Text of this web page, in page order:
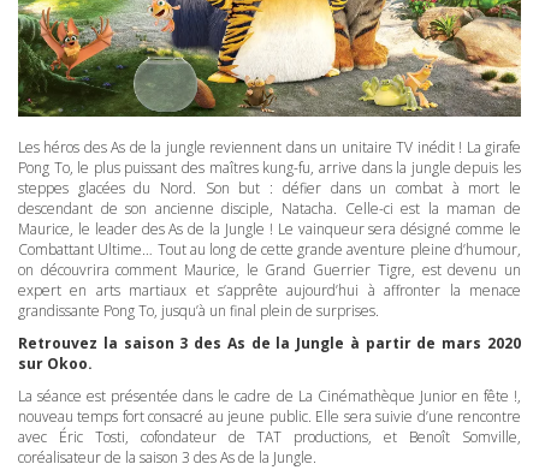
Les héros des As de la jungle reviennent dans un unitaire TV inédit ! La girafe
Pong To, le plus puissant des maîtres kung-fu, arrive dans la jungle depuis les
steppes glacées du Nord. Son but : défier dans un combat à mort le
descendant de son ancienne disciple, Natacha. Celle-ci est la maman de
Maurice, le leader des As de la Jungle ! Le vainqueur sera désigné comme le
Combattant Ultime… Tout au long de cette grande aventure pleine d’humour,
on découvrira comment Maurice, le Grand Guerrier Tigre, est devenu un
expert en arts martiaux et s’apprête aujourd’hui à affronter la menace
grandissante Pong To, jusqu’à un final plein de surprises.
Retrouvez la saison 3 des As de la Jungle à partir de mars 2020
sur Okoo.
La séance est présentée dans le cadre de La Cinémathèque Junior en fête !,
nouveau temps fort consacré au jeune public. Elle sera suivie d’une rencontre
avec Éric Tosti, cofondateur deTAT productions, et Benoît Somville,
coréalisateur de la saison 3 des As de la Jungle.